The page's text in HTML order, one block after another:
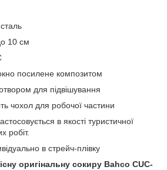
10 см
посилене композитом
для підвішування
чохол для робочої частини
в якості туристичної
робіт.
в стрейч-плівку
оригінальну сокиру Bahco CUC-